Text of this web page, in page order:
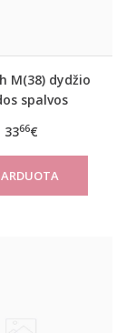
M(38) dydžio
spalvos
women
Tank Top
3366€